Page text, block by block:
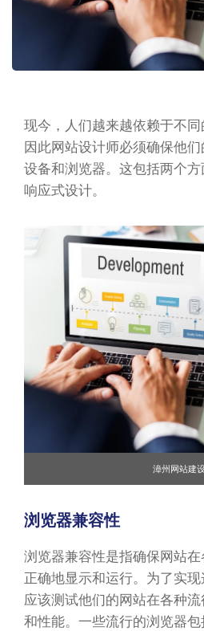
现今，人们越来越依赖于不同
因此网站设计师必须确保他
设备和浏览器。这包括两个
响应式设计。
漳州网站建
浏览器兼容性
浏览器兼容性是指确保网站
正确地显示和运行。为了实现
应该测试他们的网站在各种
和性能。一些流行的浏览器包